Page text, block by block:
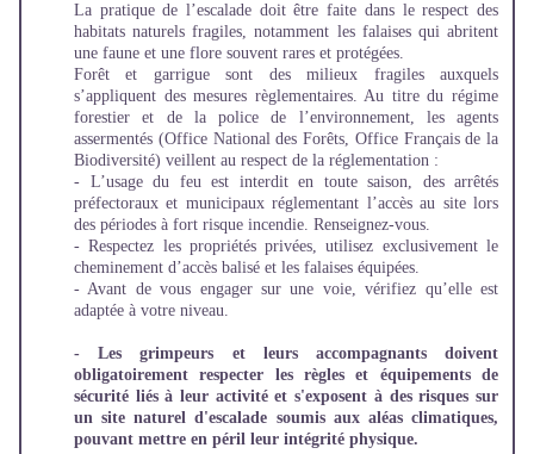
La pratique de l’escalade doit être faite dans le respect des
habitats naturels fragiles, notamment les falaises qui abritent
une faune et une flore souvent rares et protégées.
Forêt et garrigue sont des milieux fragiles auxquels
s’appliquent des mesures règlementaires. Au titre du régime
forestier et de la police de l’environnement, les agents
assermentés (Office National des Forêts, Office Français de la
Biodiversité) veillent au respect de la réglementation :
- L’usage du feu est interdit en toute saison, des arrêtés
préfectoraux et municipaux réglementant l’accès au site lors
des périodes à fort risque incendie. Renseignez-vous.
-Respectez les propriétés privées, utilisez exclusivement le
cheminement d’accès balisé et les falaises équipées.
- Avant de vous engager sur une voie, vérifiez qu’elle est
adaptée à votre niveau.
- Les grimpeurs et leurs accompagnants doivent
obligatoirement respecter les règles et équipements de
sécurité liés à leur activité et s'exposent à des risques sur
un site naturel d'escalade soumis aux aléas climatiques,
pouvant mettre en péril leur intégrité physique.